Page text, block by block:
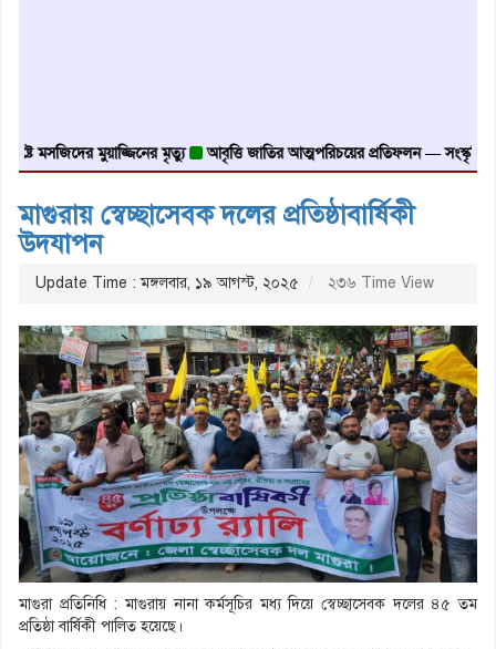
মুয়াজ্জিনের মৃত্যু আবৃত্তি জাতির আত্মপরিচয়ের প্রতিফলন — সংস্কৃতি মন্ত্রী
মাগুরায় স্বেচ্ছাসেবক দলের প্রতিষ্ঠাবার্ষিকী
উদযাপন
Update Time : মঙ্গলবার, ১৯ আগস্ট, ২০২৫ ২৩৬ Time View
মাগুরা প্রতিনিধি : মাগুরায় নানা কর্মসূচির মধ্য দিয়ে স্বেচ্ছাসেবক দলের ৪৫ তম
প্রতিষ্ঠা বার্ষিকী পালিত হয়েছে।